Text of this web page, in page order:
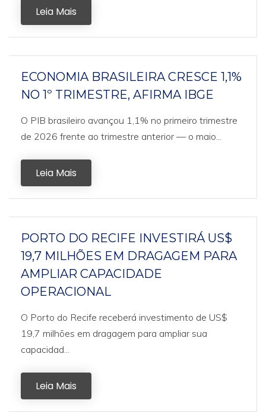
Leia Mais
ECONOMIA BRASILEIRA CRESCE 1,1%
NO 1º TRIMESTRE, AFIRMA IBGE
O PIB brasileiro avançou 1,1% no primeiro trimestre
de 2026 frente ao trimestre anterior — o maio...
Leia Mais
PORTO DO RECIFE INVESTIRÁ US$
19,7 MILHÕES EM DRAGAGEM PARA
AMPLIAR CAPACIDADE
OPERACIONAL
O Porto do Recife receberá investimento de US$
19,7 milhões em dragagem para ampliar sua
capacidad...
Leia Mais